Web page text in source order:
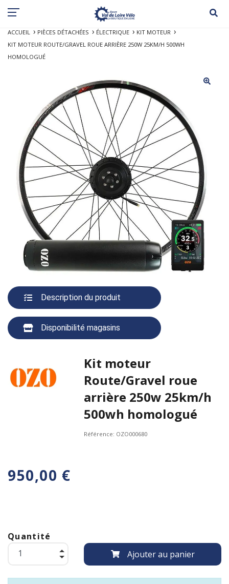
ACCUEIL PIÈCES DÉTACHÉES ÉLECTRIQUE
KIT MOTEUR
KIT MOTEUR ROUTE/GRAVEL ROUE ARRIÈRE 250W 25KM/H 500WH
HOMOLOGUÉ
Description du produit
Disponibilité magasins
Kit moteur
Route/Gravel roue
arrière 250w 25km/h
500wh homologué
Référence: OZO000680
950,00 €
Quantité
Ajouter au panier